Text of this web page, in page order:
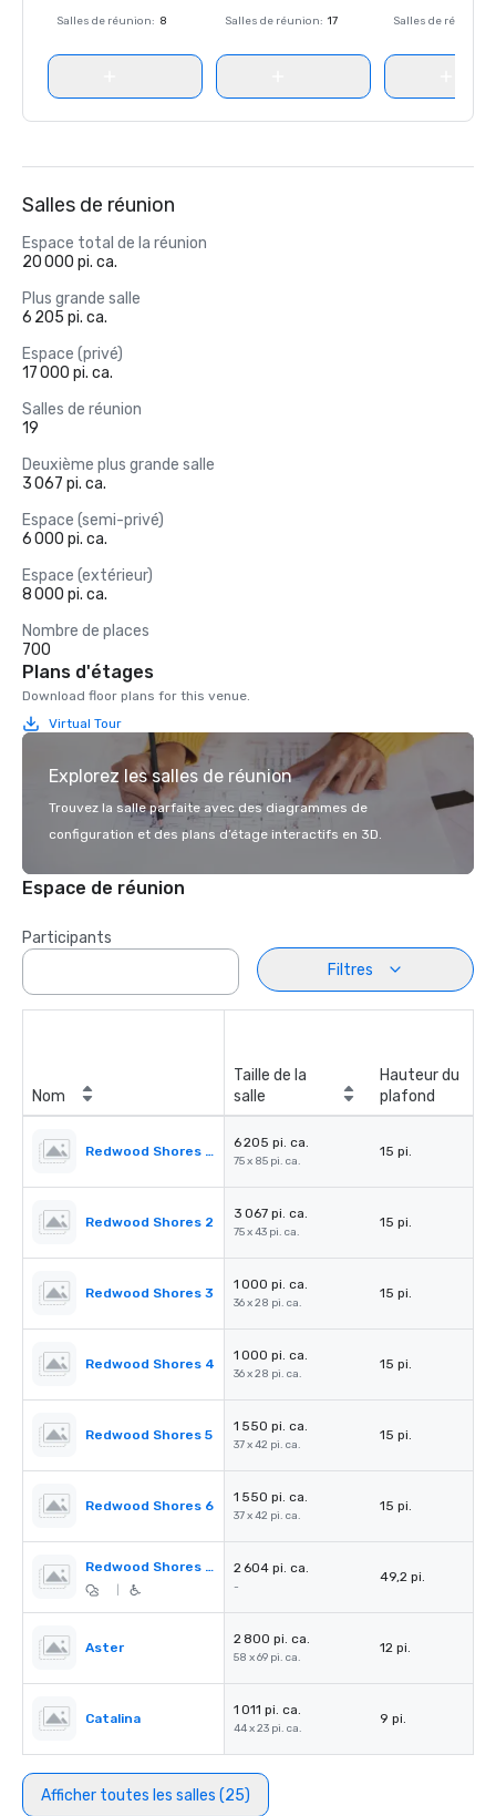
Salles de réunion: 8
Salles de réunion: 17
Salles de réunion
Salles de réunion
Espace total de la réunion
20 000 pi. ca.
Plus grande salle
6 205 pi. ca.
Espace (privé)
17 000 pi. ca.
Salles de réunion
19
Deuxième plus grande salle
3 067 pi. ca.
Espace (semi-privé)
6 000 pi. ca.
Espace (extérieur)
8 000 pi. ca.
Nombre de places
700
Plans d'étages
Download floor plans for this venue.
Virtual Tour
Explorez les salles de réunion
Trouvez la salle parfaite avec des diagrammes de
configuration et des plans d’étage interactifs en 3D.
Espace de réunion
Participants
Filtres
Nom
Taille de la
salle
Hauteur du
plafond
Redwood Shores Ballroom
6 205 pi. ca.
75 x 85 pi. ca.
15 pi.
Redwood Shores 2
3 067 pi. ca.
75 x 43 pi. ca.
15 pi.
Redwood Shores 3
1 000 pi. ca.
36 x 28 pi. ca.
15 pi.
Redwood Shores 4
1 000 pi. ca.
36 x 28 pi. ca.
15 pi.
Redwood Shores 5
1 550 pi. ca.
37 x 42 pi. ca.
15 pi.
Redwood Shores 6
1 550 pi. ca.
37 x 42 pi. ca.
15 pi.
Redwood Shores Pre-Function 2 604 pi. ca.
-
49,2 pi.
Aster
2 800 pi. ca.
58 x 69 pi. ca.
12 pi.
Catalina
1 011 pi. ca.
44 x 23 pi. ca.
9 pi.
Afficher toutes les salles (25)